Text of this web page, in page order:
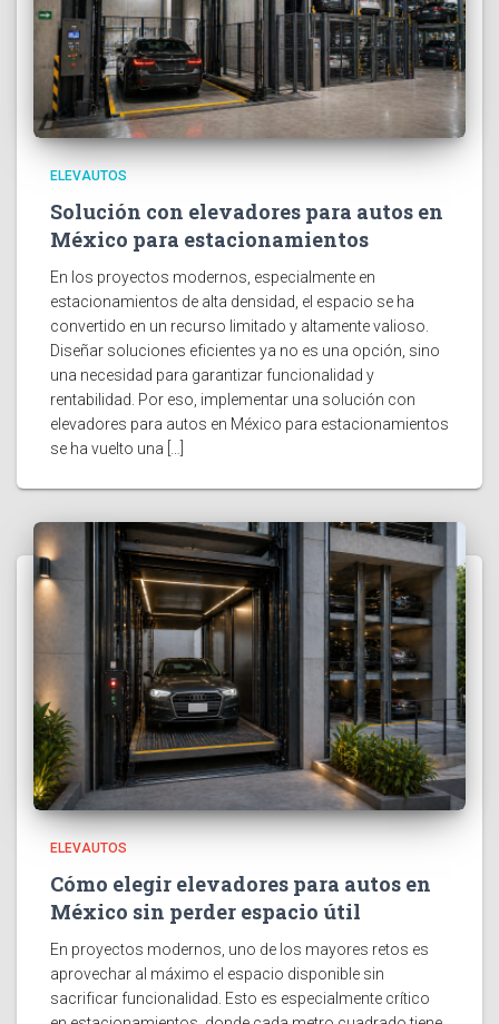
ELEVAUTOS
Solución con elevadores para autos en
México para estacionamientos
En los proyectos modernos, especialmente en
estacionamientos de alta densidad, el espacio se ha
convertido en un recurso limitado y altamente valioso.
Diseñar soluciones eficientes ya no es una opción, sino
una necesidad para garantizar funcionalidad y
rentabilidad. Por eso, implementar una solución con
elevadores para autos en México para estacionamientos
se ha vuelto una […]
ELEVAUTOS
Cómo elegir elevadores para autos en
México sin perder espacio útil
En proyectos modernos, uno de los mayores retos es
aprovechar al máximo el espacio disponible sin
sacrificar funcionalidad. Esto es especialmente crítico